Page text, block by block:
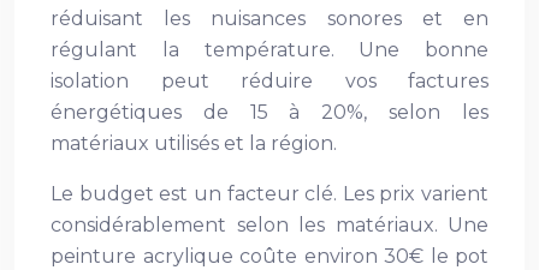
réduisant les nuisances sonores et en
régulant la température. Une bonne
isolation peut réduire vos factures
énergétiques de 15 à 20%, selon les
matériaux utilisés et la région.
Le budget est un facteur clé. Les prix varient
considérablement selon les matériaux. Une
peinture acrylique coûte environ 30€ le pot